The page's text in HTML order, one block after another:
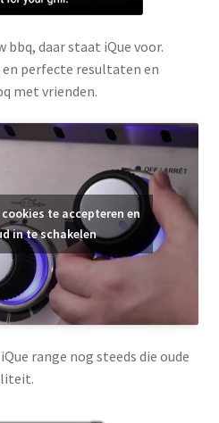
daar staat iQue voor.
perfecte resultaten en
met vrienden.
te accepteren en
in te schakelen
range nog steeds die oude